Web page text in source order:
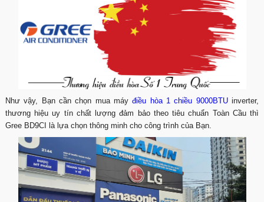
Như vậy, Bạn cần chọn mua máyđiều hòa 1 chiều 9000BTUinverter,
thương hiệu uy tín chất lượng đảm bảo theo tiêu chuẩn Toàn Cầu thì
Gree BD9CI là lựa chọn thông minh cho công trình của Bạn.